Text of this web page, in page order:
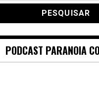
PODCAST PARANOIA